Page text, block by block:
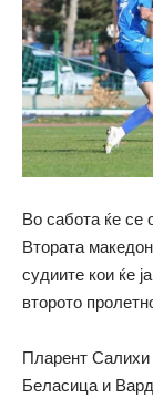
Во сабота ќе се
Втората
судиите кои ќе
второто
Пларент Салихи
Беласица и